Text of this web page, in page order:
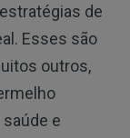
de
Esses são
outros,
e